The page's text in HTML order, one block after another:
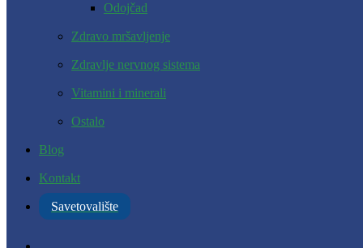
Odojčad
Zdravo mršavljenje
Zdravlje nervnog sistema
Vitamini i minerali
Ostalo
Blog
Kontakt
Savetovalište